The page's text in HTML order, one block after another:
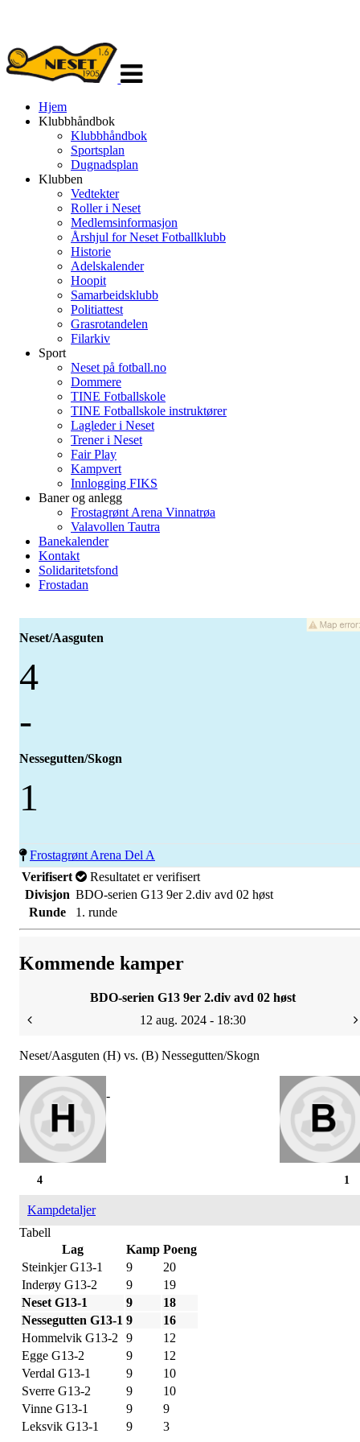
navigasjon
Hjem
Klubbhåndbok
Klubbhåndbok
Sportsplan
Dugnadsplan
Klubben
Vedtekter
Roller i Neset
Medlemsinformasjon
Årshjul for Neset Fotballklubb
Historie
Adelskalender
Hoopit
Samarbeidsklubb
Politiattest
Grasrotandelen
Filarkiv
Sport
Neset på fotball.no
Dommere
TINE Fotballskole
TINE Fotballskole instruktører
Lagleder i Neset
Trener i Neset
Fair Play
Kampvert
Innlogging FIKS
Baner og anlegg
Frostagrønt Arena Vinnatrøa
Valavollen Tautra
Banekalender
Kontakt
Solidaritetsfond
Frostadan
Neset/Aasguten
4
-
Nessegutten/Skogn
1
Frostagrønt Arena Del A
Verifisert
Resultatet er verifisert
Divisjon BDO-serien G13 9er 2.div avd 02 høst
Runde
1. runde
Kommende kamper
BDO-serien G13 9er 2.div avd 02 høst
12 aug. 2024 - 18:30
Neset/Aasguten (H) vs. (B) Nessegutten/Skogn
-
1
4
Kampdetaljer
Tabell
Lag
Kamp Poeng
Steinkjer G13-1
9
20
Inderøy G13-2
9
19
Neset G13-1
9
18
Nessegutten G13-1 9
16
Hommelvik G13-2
9
12
Egge G13-2
9
12
Verdal G13-1
9
10
Sverre G13-2
9
10
Vinne G13-1
9
9
Leksvik G13-1
9 3